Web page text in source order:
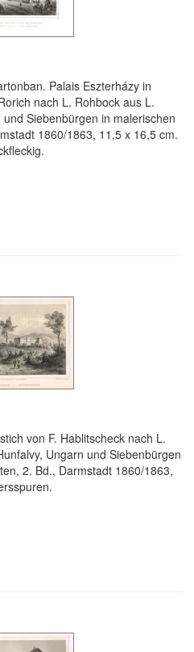
Palais Eszterházy in
nach L. Rohbock aus L.
Siebenbürgen in malerischen
1860/1863, 11,5 x 16,5 cm.
von F. Hablitscheck nach L.
Ungarn und Siebenbürgen
2. Bd., Darmstadt 1860/1863,